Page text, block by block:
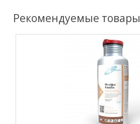
Рекомендуемые товары